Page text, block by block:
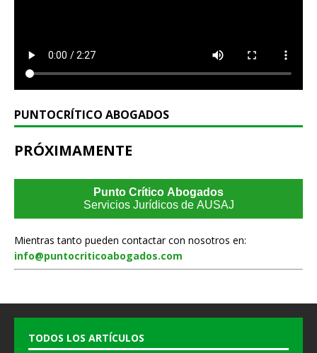
PUNTOCRÍTICO ABOGADOS
PRÓXIMAMENTE
Punto Crítico Abogados
Servicios Jurídicos de AUSAJ
Mientras tanto pueden contactar con nosotros en:
info@puntocriticoabogados.com
TODOS LOS ARTÍCULOS